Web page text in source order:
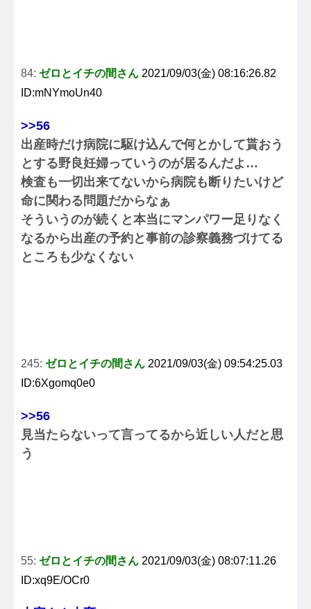
84: ゼロとイチの間さん 2021/09/03(金) 08:16:26.82
ID:mNYmoUn40
>>56
出産時だけ病院に駆け込んで何とかして貰おう
とする野良妊婦っていうのが居るんだよ…
検査も一切出来てないから病院も断りたいけど
命に関わる問題だからなぁ
そういうのが続くと本当にマンパワー足りなく
なるから出産の予約と事前の診察義務づけてる
ところも少なくない
245: ゼロとイチの間さん 2021/09/03(金) 09:54:25.03
ID:6Xgomq0e0
>>56
見当たらないって言ってるから近しい人だと思
う
55: ゼロとイチの間さん 2021/09/03(金) 08:07:11.26
ID:xq9E/OCr0